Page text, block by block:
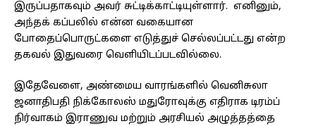
இருப்பதாகவும் அவர் சுட்டிக்காட்டியுள்ளார். எனினும்,
அந்தக் கப்பலில் என்ன வகையான
போதைப்பொருட்களை எடுத்துச் செல்லப்பட்டது என்ற
தகவல் இதுவரை வெளியிடப்படவில்லை.
இதேவேளை, அண்மைய வாரங்களில் வெனிசுலா
ஜனாதிபதி நிக்கோலஸ் மதுரோவுக்கு எதிராக டிரம்ப்
நிர்வாகம் இராணுவ மற்றும் அரசியல் அழுத்தத்தை